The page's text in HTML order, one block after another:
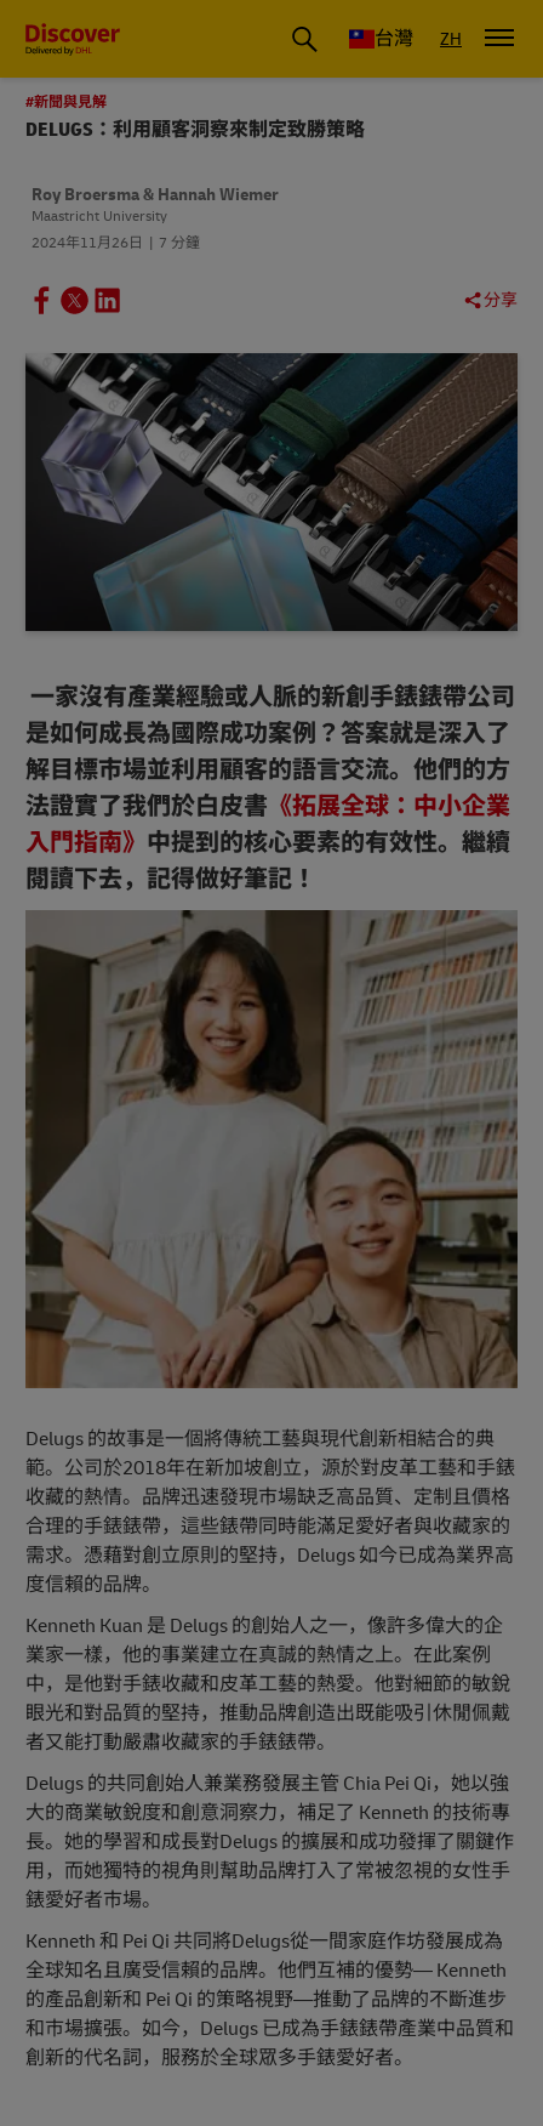
DHL 台灣：國際快遞商業洞察與物流指南台灣 ZH
#新聞與見解
DELUGS：利用顧客洞察來制定致勝策略
Roy Broersma & Hannah Wiemer
Maastricht University
2024年11月26日
7 分鐘
分享
一家沒有產業經驗或人脈的新創手錶錶帶公司
是如何成長為國際成功案例？答案就是深入了
解目標市場並利用顧客的語言交流。他們的方
法證實了我們於白皮書 《拓展全球：中小企業
入門指南》 中提到的核心要素的有效性。繼續
閱讀下去，記得做好筆記！
Delugs 的故事是一個將傳統工藝與現代創新相結合的典
範。公司於2018年在新加坡創立，源於對皮革工藝和手錶
收藏的熱情。品牌迅速發現市場缺乏高品質、定制且價格
合理的手錶錶帶，這些錶帶同時能滿足愛好者與收藏家的
需求。憑藉對創立原則的堅持，Delugs 如今已成為業界高
度信賴的品牌。
Kenneth Kuan 是 Delugs 的創始人之一，像許多偉大的企
業家一樣，他的事業建立在真誠的熱情之上。在此案例
中，是他對手錶收藏和皮革工藝的熱愛。他對細節的敏銳
眼光和對品質的堅持，推動品牌創造出既能吸引休閒佩戴
者又能打動嚴肅收藏家的手錶錶帶。
Delugs 的共同創始人兼業務發展主管 Chia Pei Qi，她以強
大的商業敏銳度和創意洞察力，補足了 Kenneth 的技術專
長。她的學習和成長對Delugs 的擴展和成功發揮了關鍵作
用，而她獨特的視角則幫助品牌打入了常被忽視的女性手
錶愛好者市場。
Kenneth 和 Pei Qi 共同將Delugs從一間家庭作坊發展成為
全球知名且廣受信賴的品牌。他們互補的優勢— Kenneth
的產品創新和 Pei Qi 的策略視野—推動了品牌的不斷進步
和市場擴張。如今，Delugs 已成為手錶錶帶產業中品質和
創新的代名詞，服務於全球眾多手錶愛好者。